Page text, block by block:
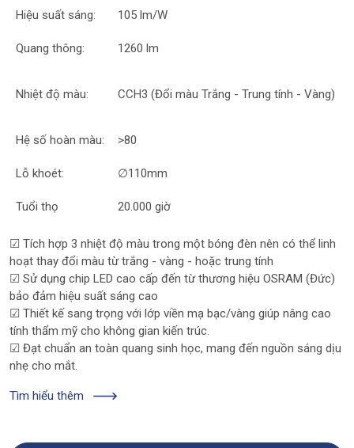
Hiệu suất sáng: 105 lm/W
Quang thông: 1260 lm
Nhiệt độ màu: CCH3 (Đổi màu Trắng - Trung tính - Vàng)
Hệ số hoàn màu: >80
Lỗ khoét: ∅110mm
Tuổi thọ 20.000 giờ
☑ Tích hợp 3 nhiệt độ màu trong một bóng đèn nên có thể linh
hoạt thay đổi màu từ trắng - vàng - hoặc trung tính
☑ Sử dụng chip LED cao cấp đến từ thương hiệu OSRAM (Đức)
bảo đảm hiệu suất sáng cao
☑ Thiết kế sang trọng với lớp viền mạ bạc/vàng giúp nâng cao
tính thẩm mỹ cho không gian kiến trúc.
☑ Đạt chuẩn an toàn quang sinh học, mang đến nguồn sáng dịu
nhẹ cho mắt.
Tìm hiểu thêm